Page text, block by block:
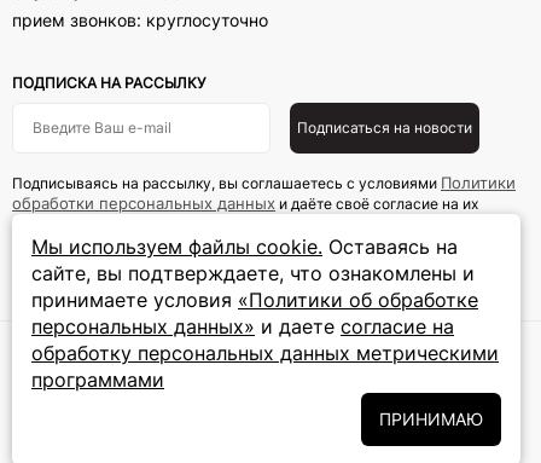
Мы используем файлы cookie. Оставаясь на
сайте, вы подтверждаете, что ознакомлены и
принимаете условия «Политики об обработке
персональных данных» и даете согласие на
обработку персональных данных метрическими
программами
ПРИНИМАЮ
прием звонков: круглосуточно
ПОДПИСКА НА РАССЫЛКУ
Подписаться на новости
Подписываясь на рассылку, вы соглашаетесь с условиями Политики
обработки персональных данных и даёте своё согласие на их
© 2024 ООО «Ювелир
Трейд».Все права
Правовая информация
Пользовательское
соглашение
Политика обработку